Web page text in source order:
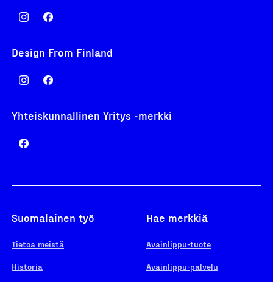
Design From Finland
Yhteiskunnallinen Yritys -merkki
Suomalainen työ
Tietoa meistä
Historia
Hae merkkiä
Avainlippu-tuote
Avainlippu-palvelu